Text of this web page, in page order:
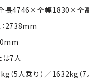
全長4746×全幅1830×全
2738mm
は7人
（5人乗り）／1632kg（7